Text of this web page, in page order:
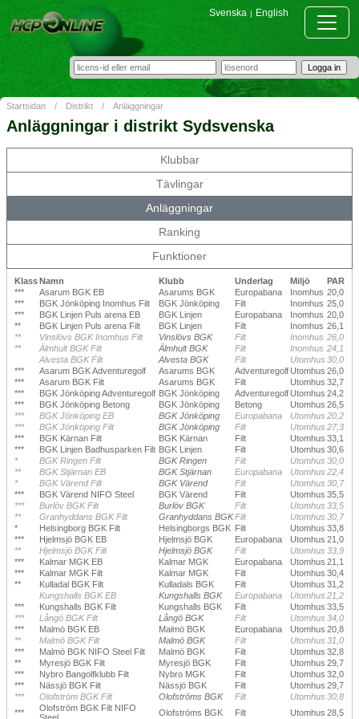
Svenska | English
Startsidan / Distrikt / Anläggningar
Anläggningar i distrikt Sydsvenska
Klubbar
Tävlingar
Anläggningar
Ranking
Funktioner
KlassNamn Klubb Underlag Miljö
PAR
***
Asarum BGK EB Asarums BGK Europabana Inomhus 20,0
***
BGK Jönköping Inomhus Filt BGK Jönköping Filt Inomhus 25,0
***
BGK Linjen Puls arena EB BGK Linjen Europabana Inomhus 20,0
**
BGK Linjen Puls arena Filt BGK Linjen Filt Inomhus 26,1
**
Vinslövs BGK Inomhus Filt Vinslövs BGK Filt Inomhus 26,0
**
Älmhult BGK Filt Älmhult BGK Filt Inomhus 24,1
Alvesta BGK Filt
Alvesta BGK Filt Utomhus 30,0
***
Asarum BGK Adventuregolf Asarums BGK AdventuregolfUtomhus 26,0
***
Asarum BGK Filt Asarums BGK Filt Utomhus 32,7
***
BGK Jönköping Adventuregolf BGK Jönköping AdventuregolfUtomhus 24,2
***
BGK Jönköping Betong BGK Jönköping Betong Utomhus 26,5
***
BGK Jönköping EB BGK Jönköping Europabana Utomhus 20,2
***
BGK Jönköping Filt BGK Jönköping Filt Utomhus 27,3
***
BGK Kärnan Filt BGK Kärnan Filt Utomhus 33,1
***
BGK Linjen Badhusparken Filt BGK Linjen Filt Utomhus 30,6
*
BGK Ringen Filt BGK Ringen Filt Utomhus 30,0
**
BGK Stjärnan EB BGK Stjärnan Europabana Utomhus 22,4
*
BGK Värend Filt BGK Värend Filt Utomhus 30,7
***
BGK Värend NIFO Steel BGK Värend Filt Utomhus 35,5
***
Burlöv BGK Filt Burlöv BGK Filt Utomhus 33,5
**
Granhyddans BGK Filt Granhyddans BGKFilt Utomhus 30,7
*
Helsingborg BGK Filt Helsingborgs BGK Filt Utomhus 33,8
***
Hjelmsjö BGK EB Hjelmsjö BGK Europabana Utomhus 21,0
**
Hjelmsjö BGK Filt Hjelmsjö BGK Filt Utomhus 33,9
***
Kalmar MGK EB Kalmar MGK Europabana Utomhus 21,1
***
Kalmar MGK Filt Kalmar MGK Filt Utomhus 30,4
**
Kulladal BGK Filt Kulladals BGK Filt Utomhus 31,2
Kungshalls BGK EB
Kungshalls BGK Europabana Utomhus 21,2
***
Kungshalls BGK Filt Kungshalls BGK Filt Utomhus 33,5
***
Långö BGK Filt Långö BGK Filt Utomhus 34,0
***
Malmö BGK EB Malmö BGK Europabana Utomhus 20,8
**
Malmö BGK Filt Malmö BGK Filt Utomhus 31,0
***
Malmö BGK NIFO Steel Filt Malmö BGK Filt Utomhus 32,8
**
Myresjö BGK Filt Myresjö BGK Filt Utomhus 29,7
***
Nybro Bangolfklubb Filt Nybro MGK Filt Utomhus 32,0
***
Nässjö BGK Filt Nässjö BGK Filt Utomhus 29,7
***
Olofström BGK Filt Olofströms BGK Filt Utomhus 30,8
***
Olofström BGK Filt NIFO
Olofströms BGK Filt Utomhus 28,5